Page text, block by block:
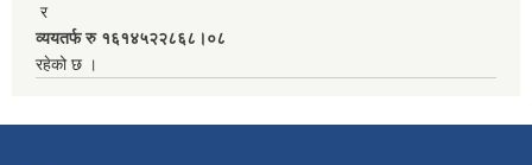
र
व्ययतर्फ रु १६१४५२२८६८।०८
रहेको छ ।